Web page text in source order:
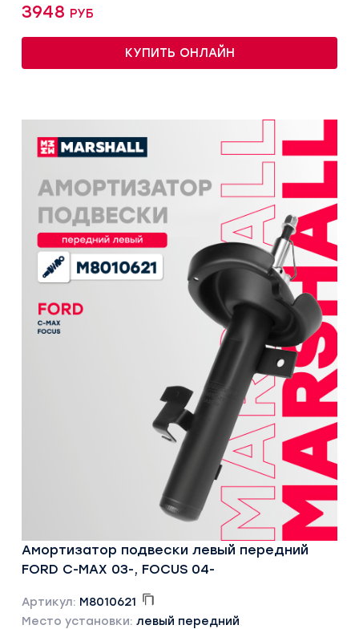
3948 руб
КУПИТЬ ОНЛАЙН
Амортизатор подвески левый передний
FORD C-MAX 03-, FOCUS 04-
Артикул: M8010621
Место установки: левый передний